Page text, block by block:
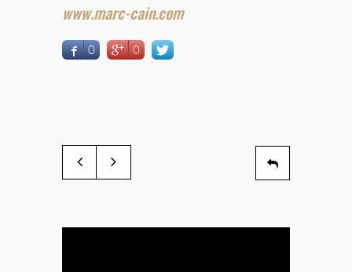
www.marc-cain.com
0 0